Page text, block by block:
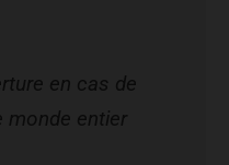
en cas de
monde entier